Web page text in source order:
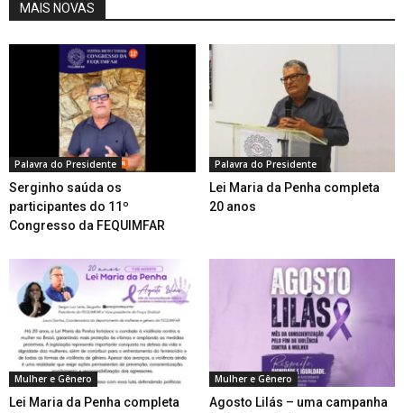
MAIS NOVAS
Palavra do Presidente
Serginho saúda os
participantes do 11º
Congresso da FEQUIMFAR
Palavra do Presidente
Lei Maria da Penha completa
20 anos
Mulher e Gênero
Lei Maria da Penha completa
Mulher e Gênero
Agosto Lilás – uma campanha